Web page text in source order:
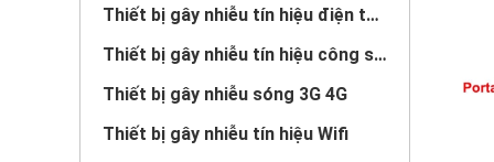
Thiết bị gây nhiễu tín hiệu điện thoại di động
Thiết bị gây nhiễu tín hiệu công suất cao
Thiết bị gây nhiễu sóng 3G 4G
Thiết bị gây nhiễu tín hiệu Wifi